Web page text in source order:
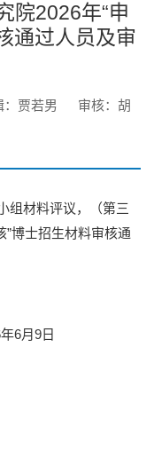
院2026年“申
通过人员及审
：贾若男
审核：胡
组材料评议，（第三
”博士招生材料审核通
6月9日